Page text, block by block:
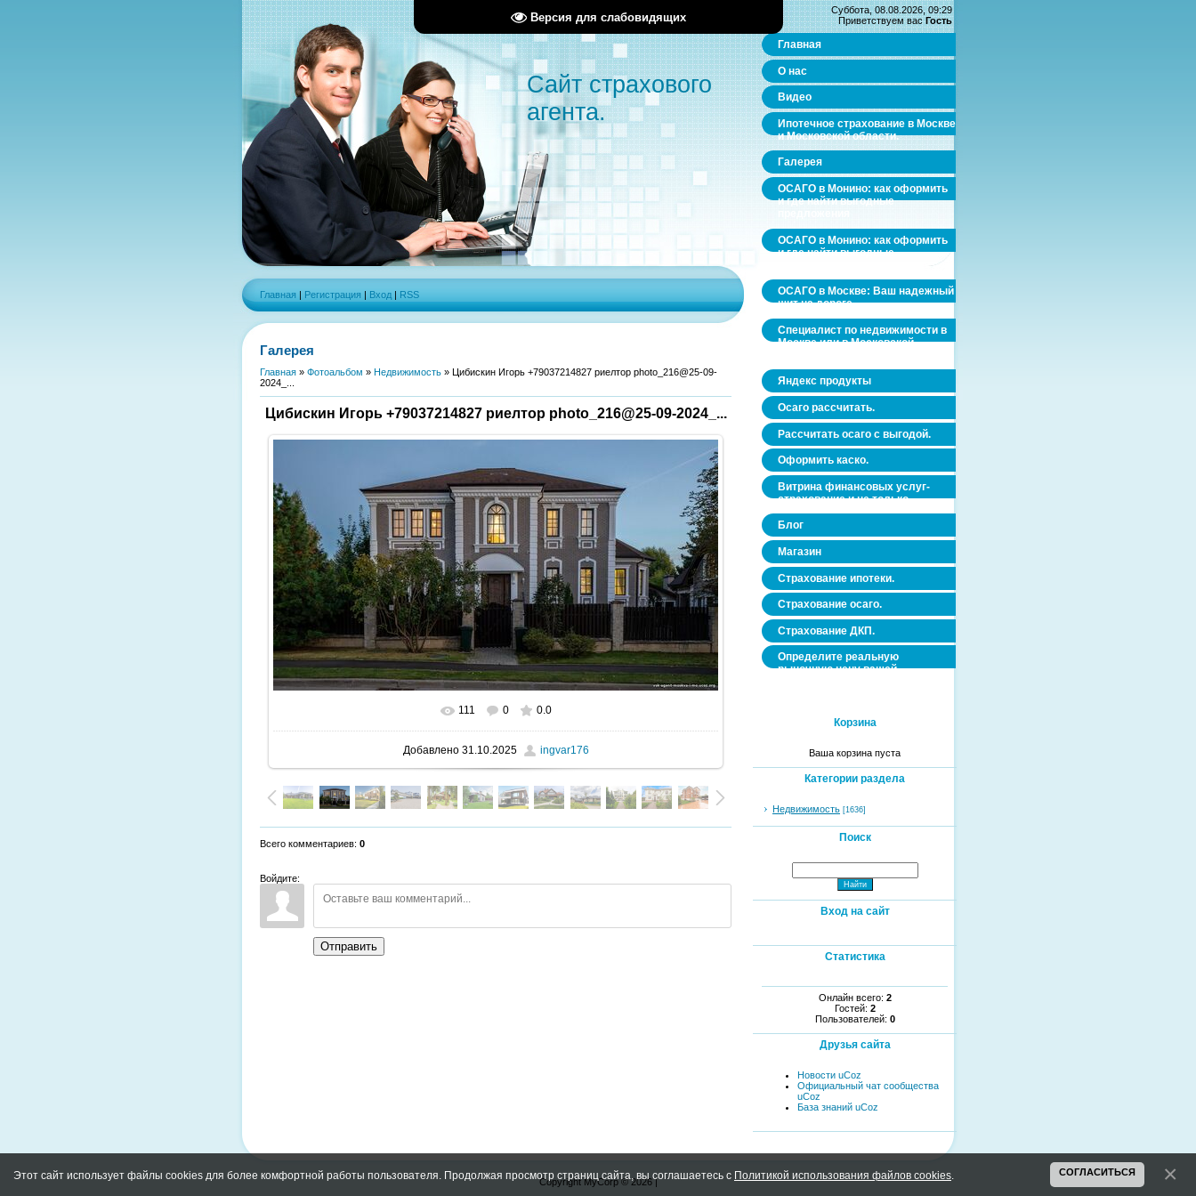
Версия для слабовидящих
Сайт страхового
агента.
Главная | Регистрация | Вход | RSS
Галерея
Главная » Фотоальбом » Недвижимость » Цибискин Игорь +79037214827 риелтор photo_216@25-09-
2024_...
Цибискин Игорь +79037214827 риелтор photo_216@25-09-2024_...
В реальном размере 1600x901
111 0 0.0
Добавлено31.10.2025 ingvar176
Всего комментариев: 0
Войдите:
Отправить
Суббота, 08.08.2026, 09:29
Приветствуем вас Гость
Главная
О нас
Видео
Ипотечное страхование в Москве
и Московской области.
Галерея
ОСАГО в Монино: как оформить
и где найти выгодные
ОСАГО в Монино: как оформить
и где найти выгодные
ОСАГО в Москве: Ваш надежный
щит на дороге
Специалист по недвижимости в
Москве или в Московской
Яндекс продукты
Осаго рассчитать.
Рассчитать осаго с выгодой.
Оформить каско.
Витрина финансовых услуг-
страхование и не только.
Блог
Магазин
Страхование ипотеки.
Страхование осаго.
Страхование ДКП.
Определите реальную
рыночную цену вашей
Корзина
Ваша корзина пуста
Категории раздела
Недвижимость [1636]
Поиск
Вход на сайт
Статистика
Онлайн всего: 2
Гостей: 2
Пользователей: 0
Друзья сайта
Новости uCoz
Официальный чат сообщества
uCoz
База знаний uCoz
Copyright MyCorp © 2026|
Этот сайт использует файлы cookies для более комфортной работы пользователя. Продолжая просмотр страниц сайта, вы соглашаетесь с Политикой использования файлов cookies СОГЛАСИТЬСЯ